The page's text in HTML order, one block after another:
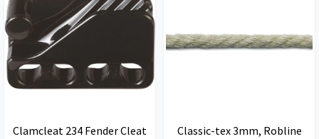
Clamcleat 234 Fender Cleat
Classic-tex 3mm, Robline